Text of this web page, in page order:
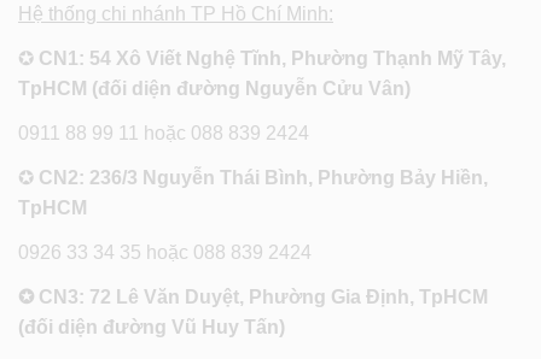
Hệ thống chi nhánh TP Hồ Chí Minh:
✪ CN1: 54 Xô Viết Nghệ Tĩnh, Phường Thạnh Mỹ Tây,
TpHCM (đối diện đường Nguyễn Cửu Vân)
0911 88 99 11 hoặc 088 839 2424
✪ CN2: 236/3 Nguyễn Thái Bình, Phường Bảy Hiền,
TpHCM
0926 33 34 35 hoặc 088 839 2424
✪ CN3: 72 Lê Văn Duyệt, Phường Gia Định, TpHCM
(đối diện đường Vũ Huy Tấn)